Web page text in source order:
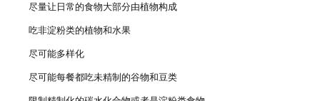
尽量让日常的食物大部分由植物构成
吃非淀粉类的植物和水果
尽可能多样化
尽可能每餐都吃未精制的谷物和豆类